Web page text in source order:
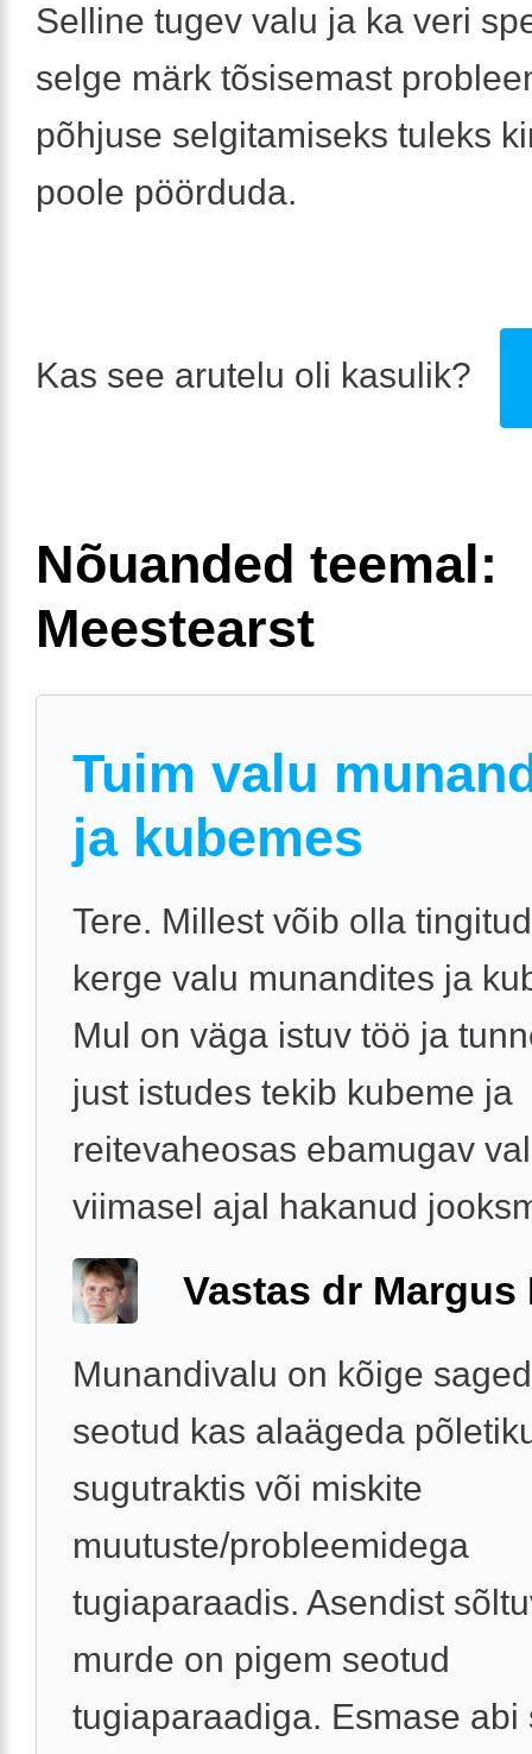
Selline tugev valu ja ka veri
selge märk tõsisemast
põhjuse selgitamiseks tuleks
poole pöörduda.
Kas see arutelu oli kasulik?
Nõuanded teemal:
Meestearst
Tuim valu
ja kubemes
Tere. Millest võib olla
kerge valu munandites ja
Mul on väga istuv töö ja
just istudes tekib kubeme ja
reitevaheosas ebamugav
viimasel ajal hakanud
Vastas dr Margus
Munandivalu on kõige
seotud kas alaägeda
sugutraktis või miskite
muutuste/probleemidega
tugiaparaadis. Asendist
murde on pigem seotud
tugiaparaadiga. Esmase abi